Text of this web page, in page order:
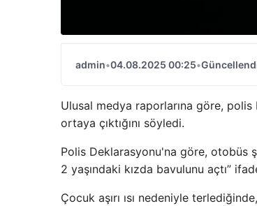
admin•04.08.2025 00:25•
Ulusal medya raporlarına göre,
ortaya çıktığını söyledi.
Polis Deklarasyonu'na göre, otobüs
2 yaşındaki kızda bavulunu açtı”
Çocuk aşırı ısı nedeniyle